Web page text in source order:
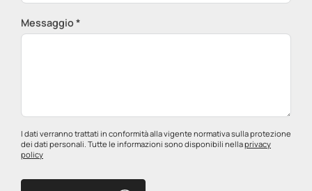
Messaggio *
I dati verranno trattati in conformità alla vigente normativa sulla protezione
dei dati personali. Tutte le informazioni sono disponibili nellaprivacy
policy